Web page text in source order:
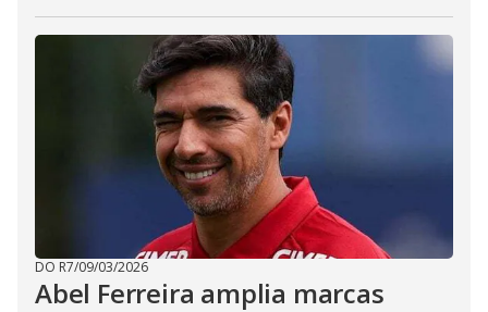
DO R7/09/03/2026
Abel Ferreira amplia marcas